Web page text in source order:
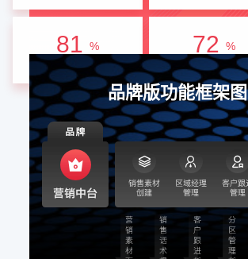
81 %
客户转化率提高约
72 %
转化周期缩短
品牌版功能框架图